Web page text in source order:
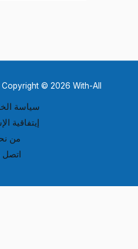
Copyright © 2026 With-All | أدواتك الرقمية المتكاملة
سياسة
إيتفاقية
من نحن
اتصل بنا